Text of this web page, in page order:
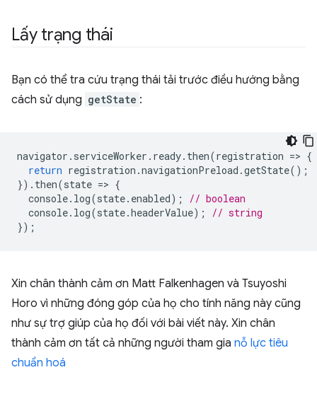
Lấy trạng thái
Bạn có thể tra cứu trạng thái tải trước điều hướng bằng
cách sử dụng getState :
navigator . serviceWorker . ready. then(registration => {
return registration .navigationPreload .getState();
}). then(state => {
console. log(state. enabled);
// boolean
console. log(state.headerValue);
// string
});
Xin chân thành cảm ơn Matt Falkenhagen và Tsuyoshi
Horo vì những đóng góp của họ cho tính năng này cũng
như sự trợ giúp của họ đối với bài viết này. Xin chân
thành cảm ơn tất cả những người tham gia nỗ lực tiêu
chuẩn hoá